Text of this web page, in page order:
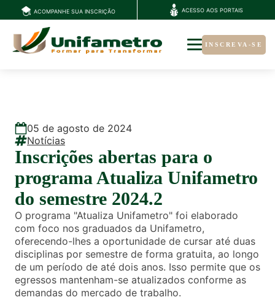
ACOMPANHE SUA INSCRIÇÃO ACESSO AOS PORTAIS
INSCREVA-SE
05 de agosto de 2024
Notícias
Inscrições abertas para o
programa Atualiza Unifametro
do semestre 2024.2
O programa "Atualiza Unifametro" foi elaborado
com foco nos graduados da Unifametro,
oferecendo-lhes a oportunidade de cursar até duas
disciplinas por semestre de forma gratuita, ao longo
de um período de até dois anos. Isso permite que os
egressos mantenham-se atualizados conforme as
demandas do mercado de trabalho.